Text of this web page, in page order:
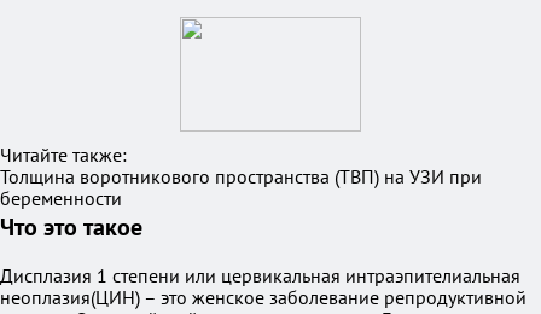
Читайте также:
Толщина воротникового пространства (ТВП) на УЗИ при
беременности
Что это такое
Дисплазия 1 степени или цервикальная интраэпителиальная
неоплазия(ЦИН) – это женское заболевание репродуктивной